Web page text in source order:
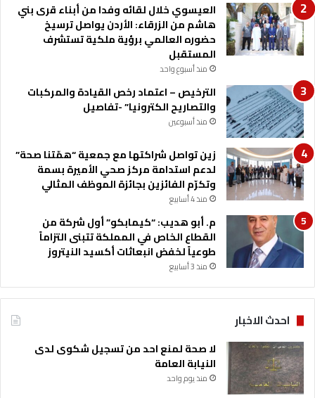
العيسوي خلال لقائه وفدا من أبناء قرى بني
هاشم من الزرقاء: الأردن يواصل ترسيخ
حضوره العالمي برؤية ملكية تستشرف
المستقبل
منذ أسبوع واحد
الترخيص – اعتماد رخص القيادة والمركبات
والتصاريح الكترونيا” -تفاصيل
منذ أسبوعين
زين تواصل شراكتها مع جمعية “همّتنا صحة”
لدعم استدامة مركز صحي الأميرة بسمة
وتكرّم الفائزين بجائزة الموظف المثالي
منذ 4 أسابيع
م. أبو هديب: “كيمابكو” أول شركة من
القطاع الخاص في المملكة تتبنى التزاماً
طوعياً لخفض انبعاثات أكسيد النيتروز
منذ 3 أسابيع
احدث الاخبار
لا صحة لمنع احد من تسجيل شكوى لدى
النيابة العامة
منذ يوم واحد